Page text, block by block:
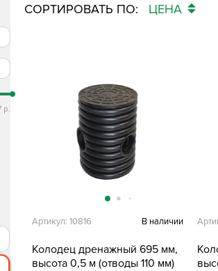
СОРТИРОВАТЬ ПО: ЦЕНА
Колодец дренажный 695 мм,
высота 0,5 м (отводы 110 мм)
Артикул: 10816 В наличии